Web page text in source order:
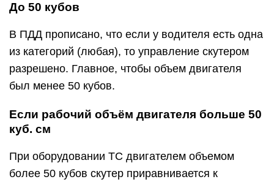
До 50 кубов
В ПДД прописано, что если у водителя есть одна
из категорий (любая), то управление скутером
разрешено. Главное, чтобы объем двигателя
был менее 50 кубов.
Если рабочий объём двигателя больше 50
куб. см
При оборудовании ТС двигателем объемом
более 50 кубов скутер приравнивается к